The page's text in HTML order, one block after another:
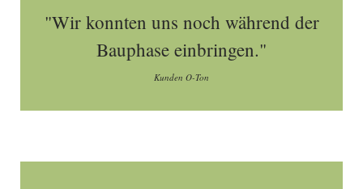
"Wir konnten uns noch während der
Bauphase einbringen."
Kunden O-Ton